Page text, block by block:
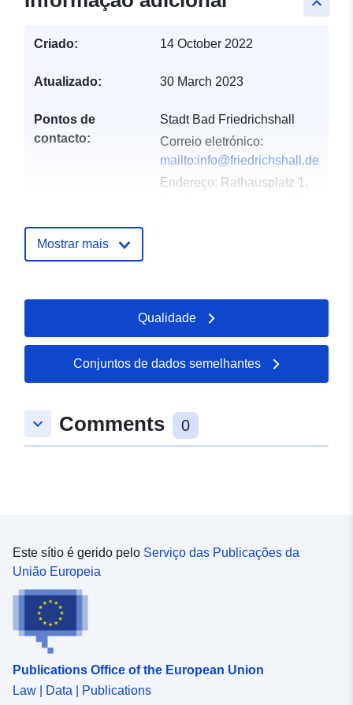
Criado: 14 October 2022
Atualizado: 30 March 2023
Pontos de
contacto:
Stadt Bad Friedrichshall
Correio eletrónico:
mailto:info@friedrichshall.de
Endereço: Rathausplatz 1,
Registo do
Acrescentado à data.europa.eu:
21 February 2026
Atualizado em data.europa.eu:
26 April 2026
49.2357218 ], [ 9.1991248,
49.2357218 ], [ 9.1991248,
Recurso
espacial:
uriRef:
Mostrar mais
Qualidade
Conjuntos de dados semelhantes
keyboard_arrow_down Comments 0
Este sítio é gerido pelo Serviço das Publicações da
União Europeia
Publications Office of the European Union
Law | Data | Publications